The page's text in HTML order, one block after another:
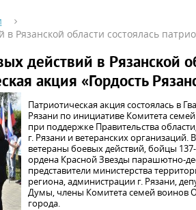
Рязанской области состоялась
действий в Рязанской
акция «Гордость
Патриотическая акция состоялась в
Рязани по инициативе Комитета
при поддержке Правительства
г. Рязани и ветеранских организаций.
ветераны боевых действий, бойцы
ордена Красной Звезды парашютно-
представители министерства
региона, администрации г. Рязани,
Думы, члены Комитета семей воинов
города.